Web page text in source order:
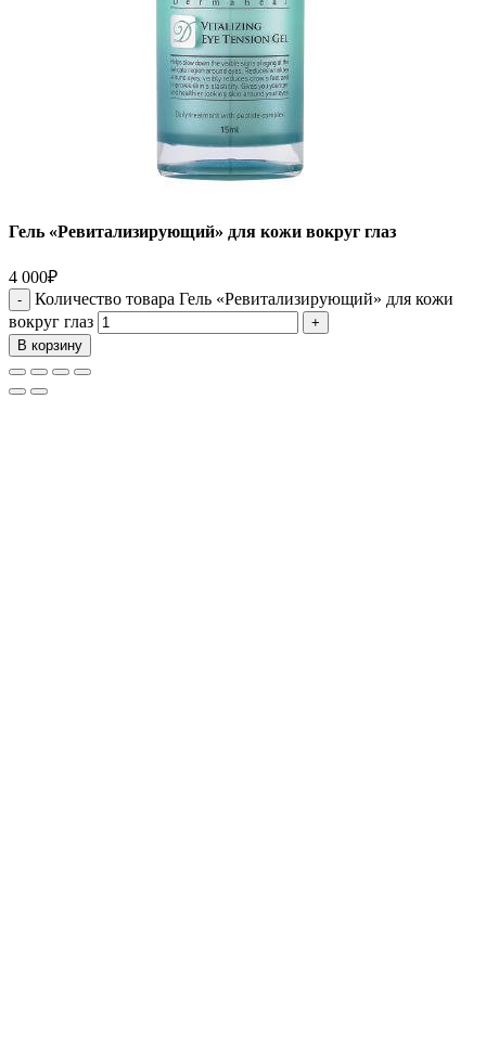
Гель «Ревитализирующий» для кожи вокруг глаз
4 000₽
Количество товара Гель «Ревитализирующий» для кожи
вокруг глаз
В корзину